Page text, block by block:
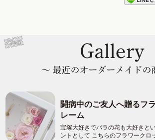
闘病中のご友人へ贈るフ
レーム
宝塚大好きでバラの花も大好きと
ントとして こちらのフラワークロ